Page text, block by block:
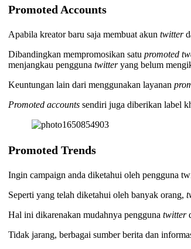
Promoted Accounts
Apabila kreator baru saja membuat akun twitter
Dibandingkan mempromosikan satu promoted
menjangkau pengguna twitteryang belum
Keuntungan lain dari menggunakan layanan
Promoted accountssendiri juga diberikan label
Promoted Trends
Ingin campaign anda diketahui oleh pengguna
Seperti yang telah diketahui oleh banyak orang,
Hal ini dikarenakan mudahnya pengguna twitter
Tidak jarang, berbagai sumber berita dan